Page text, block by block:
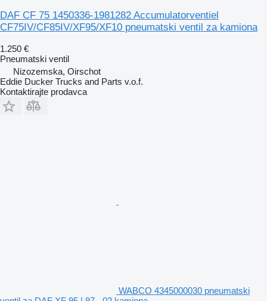
DAF CF 75 1450336-1981282 Accumulatorventiel
CF75IV/CF85IV/XF95/XF10 pneumatski ventil za kamiona
1.250 €
Pneumatski ventil
Nizozemska, Oirschot
Eddie Ducker Trucks and Parts v.o.f.
Kontaktirajte prodavca
WABCO 4345000030 pneumatski